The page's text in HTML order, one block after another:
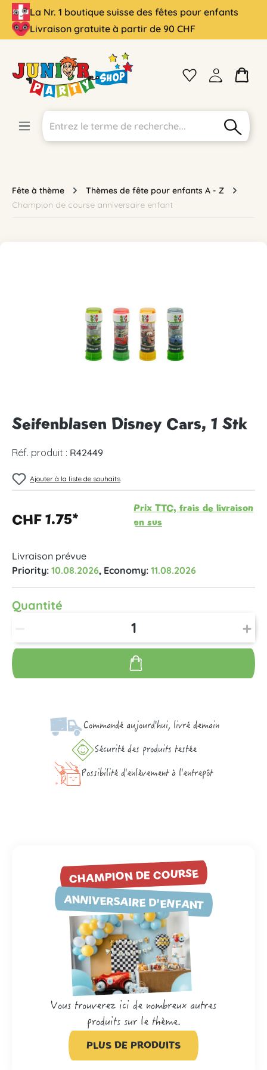
principal
La Nr. 1 boutique suisse des fêtes pour enfants
Livraison gratuite à partir de 90 CHF
Fête à thème
Thèmes de fête pour enfants A - Z
Champion de course anniversaire enfant
Seifenblasen Disney Cars, 1 Stk
Réf. produit : R42449
Ajouter à la liste de souhaits
CHF 1.75*
Prix TTC, frais de livraison
en sus
Livraison prévue
Priority: 10.08.2026, Economy: 11.08.2026
Quantité
Commandé aujourd'hui, livré demain
Sécurité des produits testée
Possibilité d'enlèvement à l'entrepôt
CHAMPION DE COURSE
ANNIVERSAIRE D'ENFANT
Vous trouverez ici de nombreux autres
produits sur le thème.
PLUS DE PRODUITS